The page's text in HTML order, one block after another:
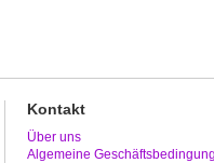
Kontakt
Über uns
Algemeine